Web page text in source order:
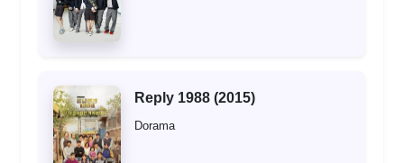
Reply 1988 (2015)
Dorama